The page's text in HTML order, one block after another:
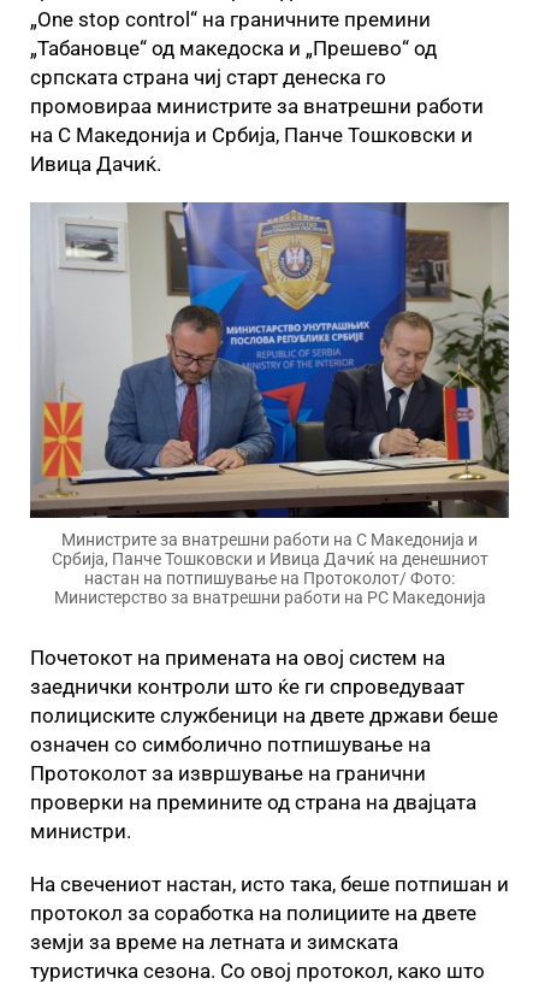
„One stop control“ на граничните премини
„Табановце“ од македоска и „Прешево“ од
српската страна чиј старт денеска го
промовираа министрите за внатрешни работи
на С Македонија и Србија, Панче Тошковски и
Ивица Дачиќ.
Министрите за внатрешни работи на С Македонија и
Србија, Панче Тошковски и Ивица Дачиќ на денешниот
настан на потпишување на Протоколот/ Фото:
Министерство за внатрешни работи на РС Македонија
Почетокот на примената на овој систем на
заеднички контроли што ќе ги спроведуваат
полициските службеници на двете држави беше
означен со симболично потпишување на
Протоколот за извршување на гранични
проверки на премините од страна на двајцата
министри.
На свечениот настан, исто така, беше потпишан и
протокол за соработка на полициите на двете
земји за време на летната и зимската
туристичка сезона. Со овој протокол, како што